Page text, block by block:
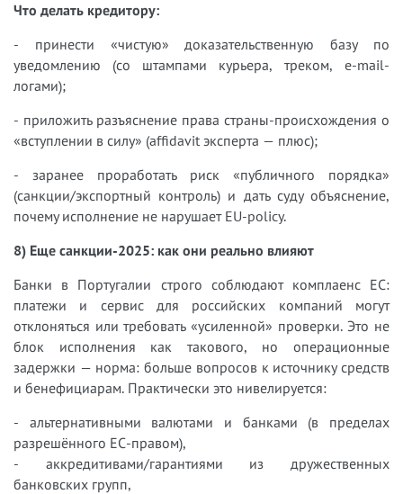
Что делать кредитору:
- принести «чистую» доказательственную базу по
уведомлению (со штампами курьера, треком, e-mail-
логами);
- приложить разъяснение права страны-происхождения о
«вступлении в силу» (affidavit эксперта — плюс);
- заранее проработать риск «публичного порядка»
(санкции/экспортный контроль) и дать суду объяснение,
почему исполнение не нарушает EU-policy.
8) Еще санкции-2025: как они реально влияют
Банки в Португалии строго соблюдают комплаенс ЕС:
платежи и сервис для российских компаний могут
отклоняться или требовать «усиленной» проверки. Это не
блок исполнения как такового, но операционные
задержки — норма: больше вопросов к источнику средств
и бенефициарам. Практически это нивелируется:
- альтернативными валютами и банками (в пределах
разрешённого ЕС-правом),
- аккредитивами/гарантиями из дружественных
банковских групп,